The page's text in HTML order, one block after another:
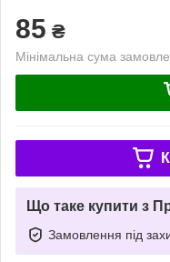
85 ₴
Мінімальна сума
Що таке купити з
Замовлення під